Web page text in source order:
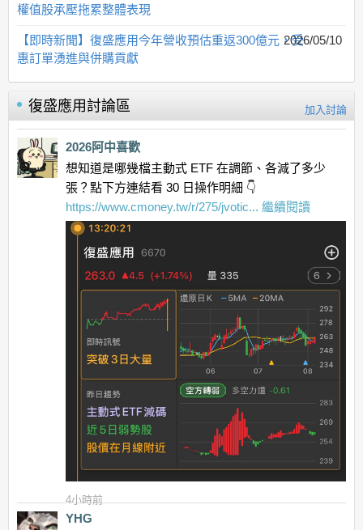
權值股承壓拖累整體表現
【即時新聞】復盛應用今年營收預估重返300億元，受
惠訂單湧進與併購貢獻
2026/05/10
復盛應用討論區 加入討論
2026阿中喜歡
想知道是哪幾檔主動式 ETF 在調節、各減了多少
張？點下方連結看 30 日操作明細 👇
https://www.cmoney.tw/r/275/jvotic... 繼續閱讀
4小時前
YHG